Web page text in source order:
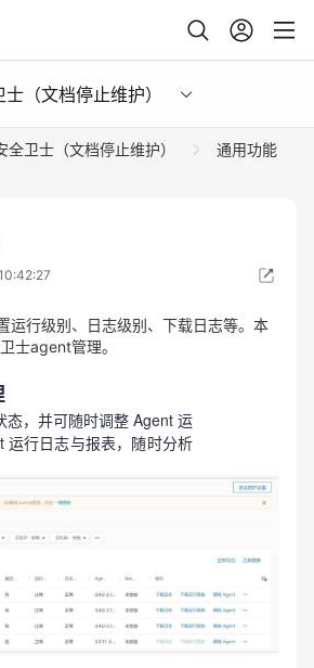
（文档停止维护）
全卫士（文档停止维护）
通用功能
运行级别、日志级别、下载日志等。本
士agent管理。
态，并可随时调整 Agent 运
运行日志与报表，随时分析